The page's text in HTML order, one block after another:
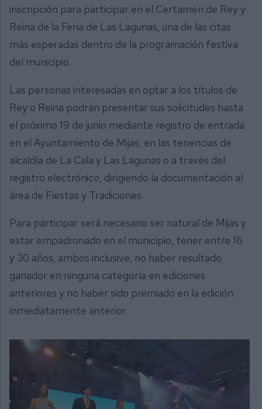
inscripción para participar en el Certamen de Rey y
Reina de la Feria de Las Lagunas, una de las citas
más esperadas dentro de la programación festiva
del municipio.
Las personas interesadas en optar a los títulos de
Rey o Reina podrán presentar sus solicitudes hasta
el próximo 19 de junio mediante registro de entrada
en el Ayuntamiento de Mijas, en las tenencias de
alcaldía de La Cala y Las Lagunas o a través del
registro electrónico, dirigiendo la documentación al
área de Fiestas y Tradiciones.
Para participar será necesario ser natural de Mijas y
estar empadronado en el municipio, tener entre 16
y 30 años, ambos inclusive, no haber resultado
ganador en ninguna categoría en ediciones
anteriores y no haber sido premiado en la edición
inmediatamente anterior.